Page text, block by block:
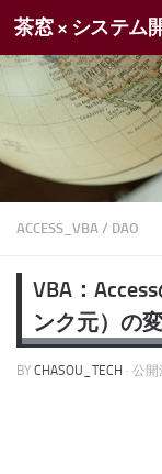
コンテンツへスキ
茶窓 × システム
ACCESS_VBA / DAO
VBA：
ンク元）の
BY CHASOU_TECH · 公